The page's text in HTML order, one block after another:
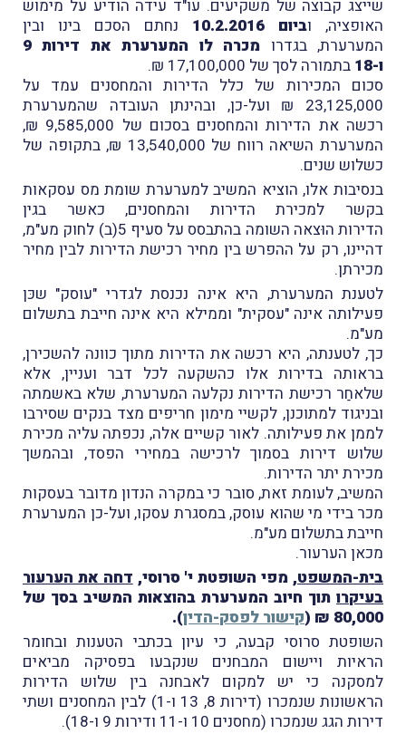
שייצג קבוצה של משקיעים. עו"ד עידה הודיע על מימוש
האופציה, וביום 10.2.2016
נחתם הסכם בינו ובין
המערערת, בגדרו
מכרה לו המערערת את דירות 9
ו-18
בתמורה לסך של 17,100,000 ₪.
סכום המכירות של כלל הדירות והמחסנים עמד על
23,125,000 ₪ ועל-כן, ובהינתן העובדה שהמערערת
רכשה את הדירות והמחסנים בסכום של 9,585,000 ₪,
המערערת השיאה רווח של 13,540,000 ₪, בתקופה של
כשלוש שנים.
בנסיבות אלו, הוציא המשיב למערערת שומת מס עסקאות
בקשר למכירת הדירות והמחסנים, כאשר בגין
הדירות הוּצאה השומה בהתבסס על סעיף 5(ב) לחוק מע"מ,
דהיינו, רק על ההפרש בין מחיר רכישת הדירות לבין מחיר
מכירתן.
לטענת המערערת, היא אינה נכנסת לגדרי "עוסק" שכּן
פעילותה אינה "עסקית" וממילא היא אינה חייבת בתשלום
מע"מ.
כך, לטענתה, היא רכשה את הדירות מתוך כוונה להשכירן,
בראותה בדירות אלו כהשקעה לכל דבר ועניין, אלא
שלאחַר רכישת הדירות נקלעה המערערת, שלא באשמתה
ובניגוד למתוכנן, לקשיי מימון חריפים מצד בנקים שסירבו
לממן את פעילותה. לאור קשיים אלה, נכפתה עליה מכירת
שלוש דירות בסמוך לרכישה במחירי הפסד, ובהמשך
מכירת יתר הדירות.
המשיב, לעומת זאת, סובר כי במקרה הנדון מדובר בעסקות
מכר בידי מי שהוא עוסק, במסגרת עסקו, ועל-כן המערערת
חייבת בתשלום מע"מ.
מכאן הערעור.
בית-המשפט, מפי השופטת י' סרוסי,דחה את הערעור
בעיקרו תוך חיוב המערערת בהוצאות המשיב בסך של
80,000 ₪ (
קישור לפסק-הדין).
השופטת סרוסי קבעה, כי עיון בכתבי הטענות ובחומר
הראיות ויישום המבחנים שנקבעו בפסיקה מביאים
למסקנה כי יש למקום לאבחנה בין שלוש הדירות
הראשונות שנמכרו (דירות 8, 13 ו-1) לבין המחסנים ושתי
דירות הגג שנמכרו (מחסנים 10 ו-11 ודירות 9 ו-18).